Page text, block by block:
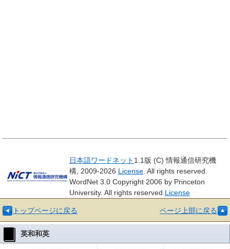
日本語ワードネット 1.1版 (C) 情報通信研究機
構, 2009-2026 License . All rights reserved.
WordNet 3.0 Copyright 2006 by Princeton
University. All rights reserved. License
トップページに戻る ページ上部に戻る
英和和英